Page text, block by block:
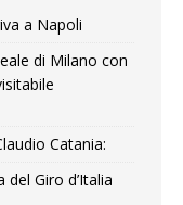
a Napoli
di Milano con
Catania:
Giro d’Italia